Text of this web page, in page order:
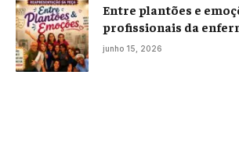
Entre plantões e
profissionais da
histórias reais ao palco
junho 15, 2026